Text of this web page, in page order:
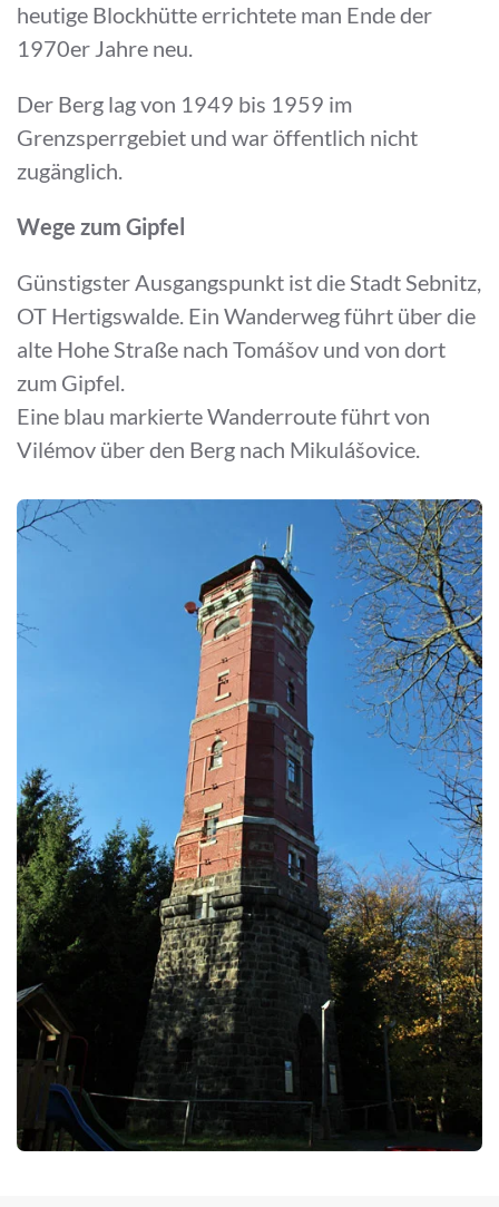
heutige Blockhütte errichtete man Ende der
1970er Jahre neu.
Der Berg lag von 1949 bis 1959 im
Grenzsperrgebiet und war öffentlich nicht
zugänglich.
Wege zum Gipfel
Günstigster Ausgangspunkt ist die Stadt Sebnitz,
OT Hertigswalde. Ein Wanderweg führt über die
alte Hohe Straße nach Tomášov und von dort
zum Gipfel.
Eine blau markierte Wanderroute führt von
Vilémov über den Berg nach Mikulášovice.